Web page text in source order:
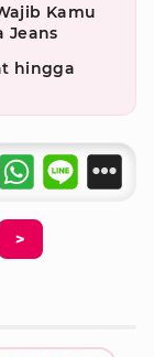
Kamu
Jeans
hingga
>